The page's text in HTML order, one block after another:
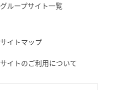
グループサイト一覧
サイトマップ
サイトのご利用について